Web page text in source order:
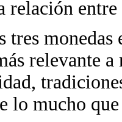
relación
tres
relevante
lo mucho